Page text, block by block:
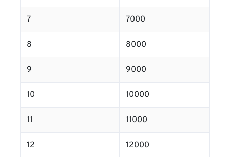
7 7000
8 8000
9 9000
10 10000
11 11000
12 12000